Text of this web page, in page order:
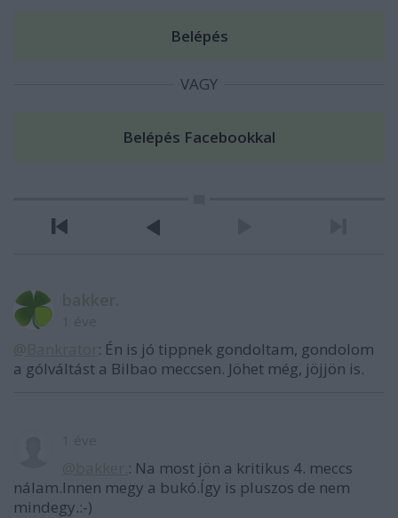
VAGY
: Én is jó tippnek gondoltam, gondolom
a gólváltást a Bilbao meccsen. Jöhet még, jöjjön is.
: Na most jön a kritikus 4. meccs
nálam.Innen megy a bukó.Így is pluszos de nem
mindegy.:-)